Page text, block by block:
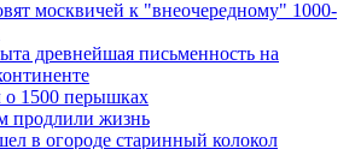
москвичей к "внеочередному" 1000-
древнейшая письменность на
1500 перышках
продлили жизнь
в огороде старинный колокол